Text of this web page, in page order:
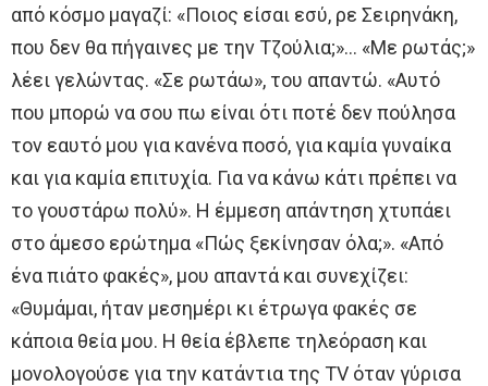
από κόσμο μαγαζί: «Ποιος είσαι εσύ, ρε Σειρηνάκη,
που δεν θα πήγαινες με την Τζούλια;»… «Με ρωτάς;»
λέει γελώντας. «Σε ρωτάω», του απαντώ. «Αυτό
που μπορώ να σου πω είναι ότι ποτέ δεν πούλησα
τον εαυτό μου για κανένα ποσό, για καμία γυναίκα
και για καμία επιτυχία. Για να κάνω κάτι πρέπει να
το γουστάρω πολύ». Η έμμεση απάντηση χτυπάει
στο άμεσο ερώτημα «Πώς ξεκίνησαν όλα;». «Από
ένα πιάτο φακές», μου απαντά και συνεχίζει:
«Θυμάμαι, ήταν μεσημέρι κι έτρωγα φακές σε
κάποια θεία μου. Η θεία έβλεπε τηλεόραση και
μονολογούσε για την κατάντια της TV όταν γύρισα